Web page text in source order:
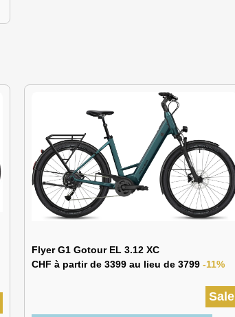
Flyer G1 Gotour EL 3.12 XC
CHF à partir de 3399 au lieu de 3799 -11%
Sale